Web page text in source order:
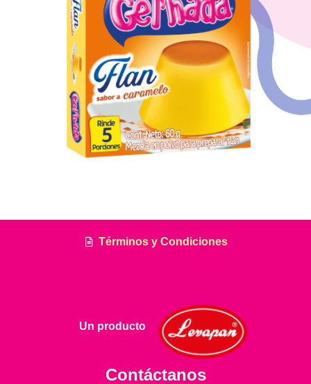
Términos y Condiciones
Un producto
Contáctanos